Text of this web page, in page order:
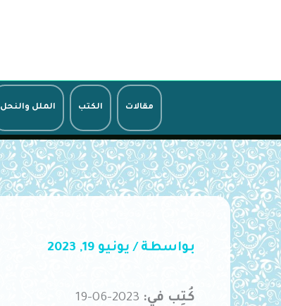
مقالات الكتب الملل والنحل
بواسطة / يونيو 19, 2023
كُتِب في: 2023-06-19